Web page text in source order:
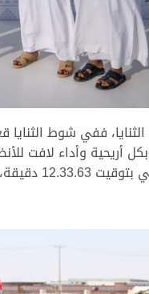
ففي شوط الثنايا
“العارض”